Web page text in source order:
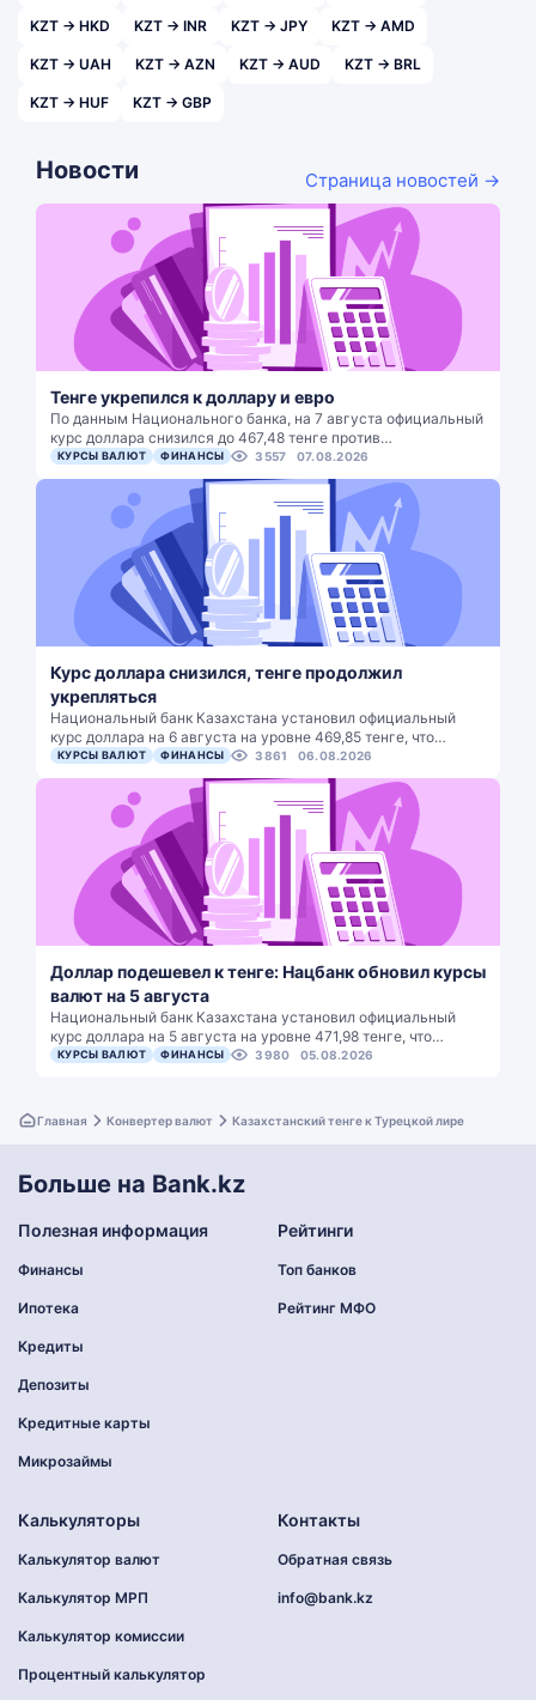
KZT → HKD KZT → INR KZT → JPY KZT → AMD
KZT → UAH KZT → AZN KZT → AUD KZT → BRL
KZT → HUF KZT → GBP
Новости Страница новостей →
Тенге укрепился к доллару и евро
По данным Национального банка, на 7 августа официальный
курс доллара снизился до 467,48 тенге против…
КУРСЫ ВАЛЮТ ФИНАНСЫ 3557 07.08.2026
Курс доллара снизился, тенге продолжил
укрепляться
Национальный банк Казахстана установил официальный
курс доллара на 6 августа на уровне 469,85 тенге, что…
КУРСЫ ВАЛЮТ ФИНАНСЫ 3861 06.08.2026
Доллар подешевел к тенге: Нацбанк обновил курсы
валют на 5 августа
Национальный банк Казахстана установил официальный
курс доллара на 5 августа на уровне 471,98 тенге, что…
КУРСЫ ВАЛЮТ ФИНАНСЫ 3980 05.08.2026
Главная Конвертер валют Казахстанский тенге к Турецкой лире
Больше на Bank.kz
Полезная информация
Финансы
Ипотека
Кредиты
Депозиты
Кредитные карты
Микрозаймы
Рейтинги
Топ банков
Рейтинг МФО
Калькуляторы
Калькулятор валют
Калькулятор МРП
Калькулятор комиссии
Процентный калькулятор
Контакты
Обратная связь
info@bank.kz